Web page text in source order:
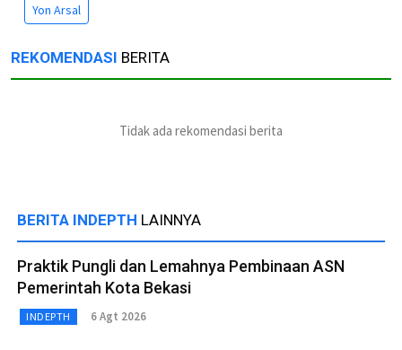
Yon Arsal
REKOMENDASI BERITA
Tidak ada rekomendasi berita
BERITA INDEPTH LAINNYA
Praktik Pungli dan Lemahnya Pembinaan ASN
Pemerintah Kota Bekasi
INDEPTH 6 Agt 2026